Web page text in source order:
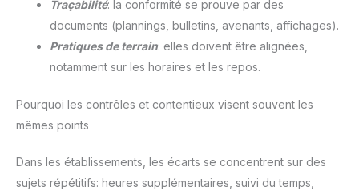
Traçabilité: la conformité se prouve par des
documents (plannings, bulletins, avenants, affichages).
Pratiques de terrain: elles doivent être alignées,
notamment sur les horaires et les repos.
Pourquoi les contrôles et contentieux visent souvent les
mêmes points
Dans les établissements, les écarts se concentrent sur des
sujets répétitifs: heures supplémentaires, suivi du temps,